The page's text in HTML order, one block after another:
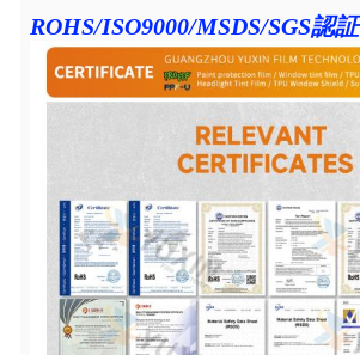
ROHS/ISO9000/MSDS/SGS認証